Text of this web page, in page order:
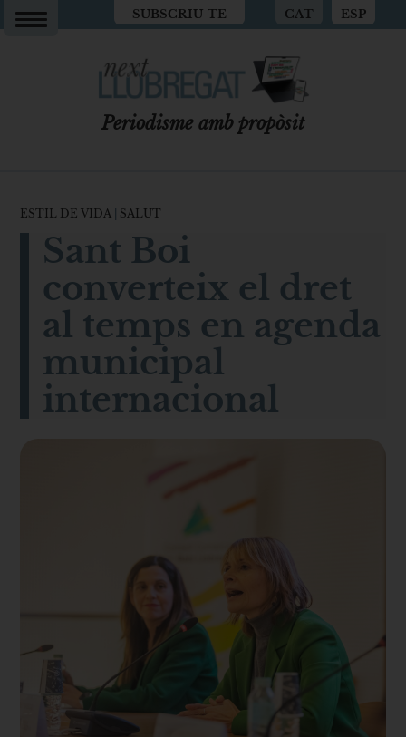
SUBSCRIU-TE CAT ESP
Periodisme amb propòsit
ESTIL DE VIDA SALUT
Sant Boi
converteix el dret
al temps en agenda
municipal
internacional